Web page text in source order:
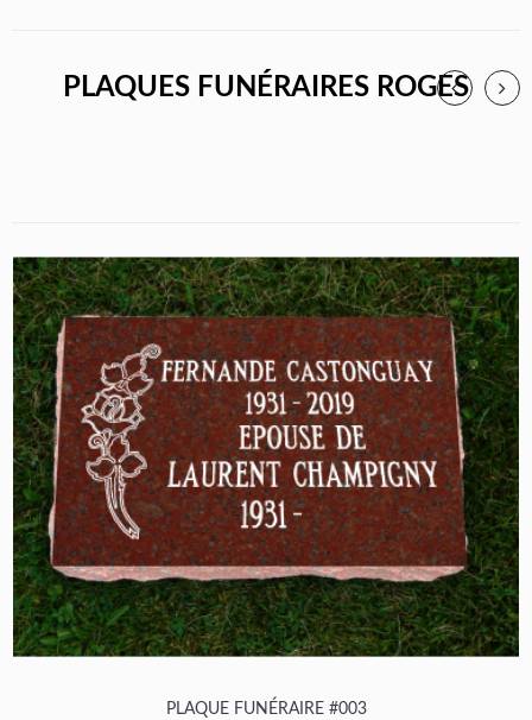
PLAQUES FUNÉRAIRES ROGES
PLAQUE FUNÉRAIRE #003